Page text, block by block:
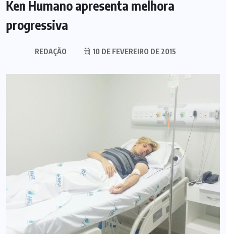
Ken Humano apresenta melhora
progressiva
REDAÇÃO 10 DE FEVEREIRO DE 2015